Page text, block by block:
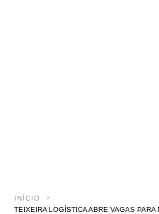
INÍCIO
TEIXEIRA LOGÍSTICA ABRE VAGAS